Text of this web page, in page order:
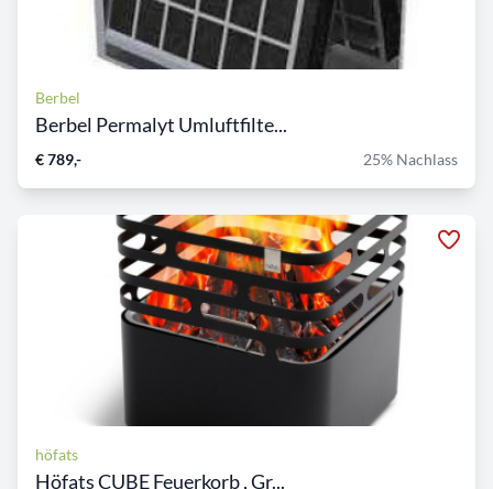
Berbel
Berbel Permalyt Umluftfilte...
€ 789,- 25% Nachlass
höfats
Höfats CUBE Feuerkorb , Gr...